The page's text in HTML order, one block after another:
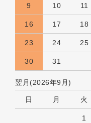
9 10 11
16 17 18
23 24 25
30 31
翌月(2026年9月)
日 月 火
1